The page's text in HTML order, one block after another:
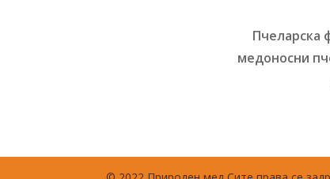
Пчеларска
медоносни